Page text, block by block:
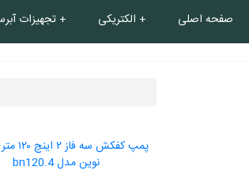
صفحه اصلی الکتریکی تجهیزات
پمپ کفکش
نوین مدل bn120.4